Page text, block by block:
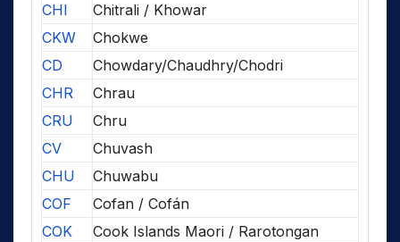
CHI
Chitrali / Khowar
CKW
Chokwe
CD
Chowdary/Chaudhry/Chodri
CHR
Chrau
CRU
Chru
CV
Chuvash
CHU
Chuwabu
COF
Cofan / Cofán
COK
Cook Islands Maori / Rarotongan